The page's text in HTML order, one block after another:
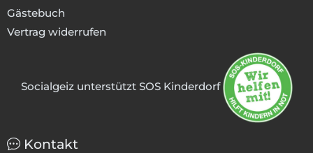
Gästebuch
Vertrag widerrufen
Socialgeiz unterstützt SOS Kinderdorf
Kontakt